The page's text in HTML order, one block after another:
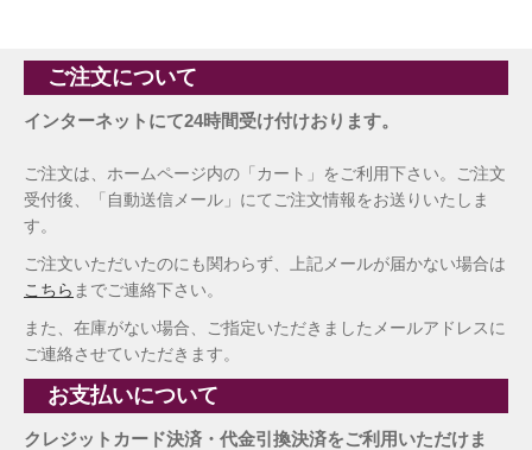
ご注文について
インターネットにて24時間受け付けおります。
ご注文は、ホームページ内の「カート」をご利用下さい。ご注文
受付後、「自動送信メール」にてご注文情報をお送りいたしま
す。
ご注文いただいたのにも関わらず、上記メールが届かない場合は
こちら までご連絡下さい。
また、在庫がない場合、ご指定いただきましたメールアドレスに
ご連絡させていただきます。
お支払いについて
クレジットカード決済・代金引換決済をご利用いただけま